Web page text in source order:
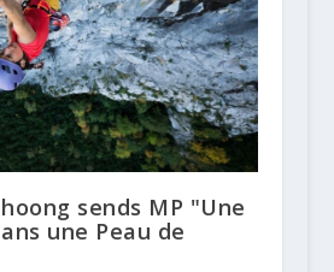
sends MP "Une
une Peau de